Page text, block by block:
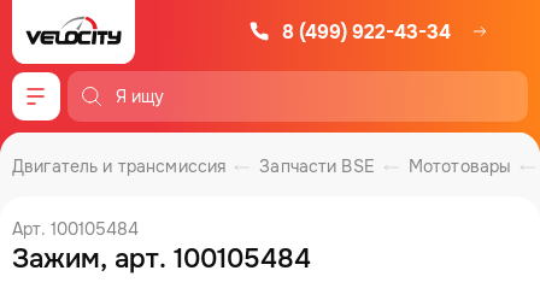
8 (499) 922-43-34
Меню
Мототовары
Запчасти BSE
Двигатель и трансмиссия
Арт. 100105484
Зажим, арт. 100105484